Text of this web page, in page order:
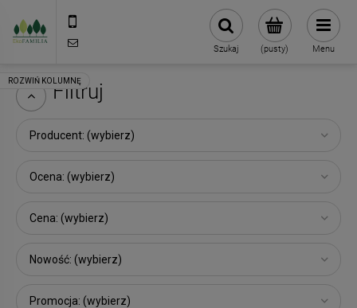
(pusty)
Szukaj Menu
Filtruj
Producent: (wybierz)
Ocena: (wybierz)
Cena: (wybierz)
Nowość: (wybierz)
Promocja: (wybierz)